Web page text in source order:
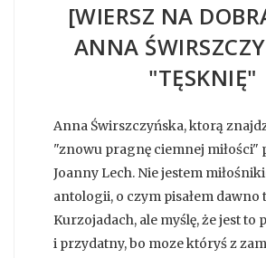
[WIERSZ NA
ANNA
"TĘSKNIĘ"
Anna Świrszczyńska, ktorą
"znowu pragnę ciemnej miłości"
Joanny Lech. Nie jestem
antologii, o czym pisałem dawno
Kurzojadach, ale myślę, że jest to
i przydatny, bo moze któryś z